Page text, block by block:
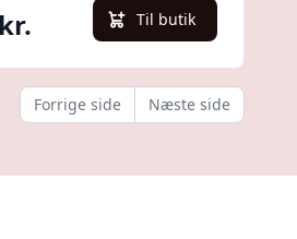
Til butik
Forrige side Næste side